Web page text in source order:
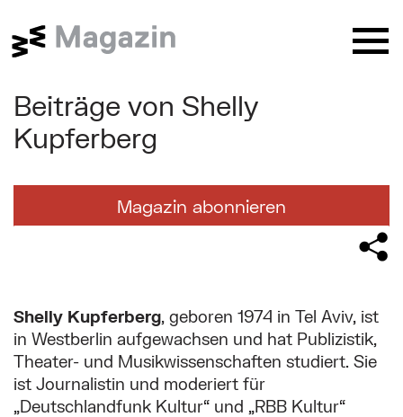
nach:
Alphabetisch
Archäologie
Architektur
Aufklärung
Austrofaschismus Barock
behind the scenes
Drogen
Erinnerung
Essen und trinken
Exil
Feste Film
Flucht
...
Website Suche (Nach dem
Suche nach:
Suchformular absenden
Beiträge von Shelly
Kupferberg
Sie befinden sich hier:
Wien Museum / Magazin Beiträge von Shelly Kupferberg
Magazin abonnieren
Shelly Kupferberg, geboren 1974 in Tel Aviv, ist
in Westberlin aufgewachsen und hat Publizistik,
Theater- und Musikwissenschaften studiert. Sie
ist Journalistin und moderiert für
„Deutschlandfunk Kultur“ und „RBB Kultur“